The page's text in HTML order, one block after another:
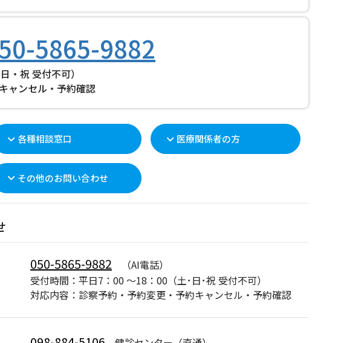
5865-9882
・祝 受付不可）
ャンセル・予約確認
各種相談窓口 医療関係者の方
その他のお問い合わせ
050-5865-9882 （AI電話）
受付時間：平日7：00 ～18：00（土･日･祝 受付不可）
対応内容：診察予約・予約変更・予約キャンセル・予約確認